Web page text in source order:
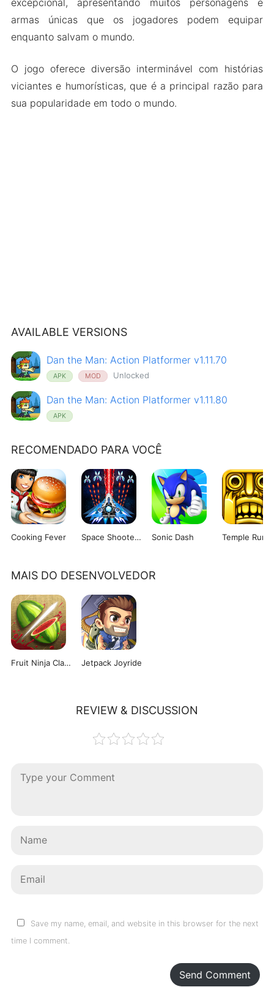
armas únicas que os jogadores podem equipar
enquanto salvam o mundo.
O jogo oferece diversão interminável com histórias
viciantes e humorísticas, que é a principal razão para
sua popularidade em todo o mundo.
AVAILABLE VERSIONS
Dan the Man: Action Platformer v1.11.70
APK MOD Unlocked
Dan the Man: Action Platformer v1.11.80
APK
RECOMENDADO PARA VOCÊ
Cooking Fever Space Shooter: Galaxy Attack Sonic Dash Temple Run
MAIS DO DESENVOLVEDOR
Fruit Ninja Classic Jetpack Joyride
REVIEW & DISCUSSION
Save my name, email, and website in this browser for the next
time I comment.
Send Comment